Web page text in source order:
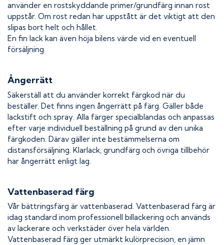
använder en rostskyddande primer/grundfärg innan rost
uppstår. Om rost redan har uppstått är det viktigt att den
slipas bort helt och hållet.
En fin lack kan även höja bilens värde vid en eventuell
försäljning.
Ångerrätt
Säkerställ att du använder korrekt färgkod när du
beställer. Det finns ingen ångerrätt på färg. Gäller både
lackstift och spray. Alla färger specialblandas och anpassas
efter varje individuell beställning på grund av den unika
färgkoden. Därav gäller inte bestämmelserna om
distansförsäljning. Klarlack, grundfärg och övriga tillbehör
har ångerrätt enligt lag.
Vattenbaserad färg
Vår bättringsfärg är vattenbaserad. Vattenbaserad färg är
idag standard inom professionell billackering och används
av lackerare och verkstäder över hela världen.
Vattenbaserad färg ger utmärkt kulörprecision, en jämn